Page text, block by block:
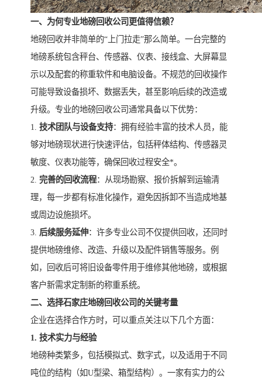
一、为何专业地磅回收公司更值得信赖？
地磅回收并非简单的“上门拉走”那么简单。一台完整的
地磅系统包含秤台、传感器、仪表、接线盒、大屏幕显
示以及配套的称重软件和电脑设备。不规范的回收操作
可能导致设备损坏、数据丢失，甚至影响后续的改造或
升级。专业的地磅回收公司通常具备以下优势：
1. 技术团队与设备支持：拥有经验丰富的技术人员，能
够对地磅现状进行快速评估，包括秤体结构、传感器灵
敏度、仪表功能等，确保回收过程安全*。
2. 完善的回收流程：从现场勘察、报价拆解到运输清
理，每一步都有标准化操作，避免因拆卸不当造成地基
或周边设施损坏。
3. 后续服务延伸：许多专业公司不仅提供回收，还同时
提供地磅维修、改造、升级以及配件销售等服务。例
如，回收后可将旧设备零件用于维修其他地磅，或根据
客户新需求定制新的称重系统。
二、选择石家庄地磅回收公司的关键考量
企业在选择合作方时，可以重点关注以下几个方面：
1. 技术实力与经验
地磅种类繁多，包括模拟式、数字式，以及适用于不同
吨位的结构（如U型梁、箱型结构）。一家有实力的公